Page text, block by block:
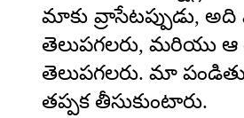
మాకు వ్రాసేటప్పుడు,
తెలుపగలరు, మరియు
తెలుపగలరు. మా
తప్పక తీసుకుంటారు.